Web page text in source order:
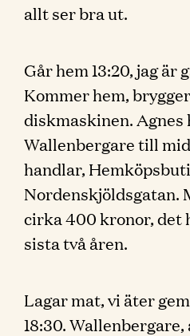
allt ser bra ut.
Går hem 13:20, jag är
Kommer hem,
diskmaskinen. Agnes
Wallenbergare till
handlar,
Nordenskjöldsgatan.
cirka 400 kronor, det
sista två åren.
Lagar mat, vi äter
18:30.